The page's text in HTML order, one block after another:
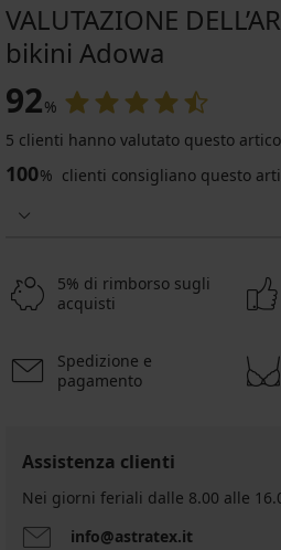
VALUTAZIONE
bikini Adowa
92%
5 clienti hanno valutato questo
100% clienti consigliano questo
5% di rimborso sugli
acquisti
Spedizione e
pagamento
Assistenza clienti
Nei giorni feriali dalle 8.00 alle
info@astratex.it